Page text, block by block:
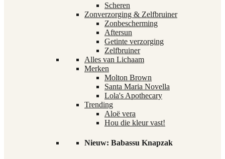
Scheren
Zonverzorging & Zelfbruiner
Zonbescherming
Aftersun
Getinte verzorging
Zelfbruiner
Alles van Lichaam
Merken
Molton Brown
Santa Maria Novella
Lola's Apothecary
Trending
Aloë vera
Hou die kleur vast!
Nieuw: Babassu Knapzak